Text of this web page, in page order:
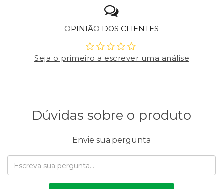
OPINIÃO DOS CLIENTES
Seja o primeiro a escrever uma análise
Dúvidas sobre o produto
Envie sua pergunta